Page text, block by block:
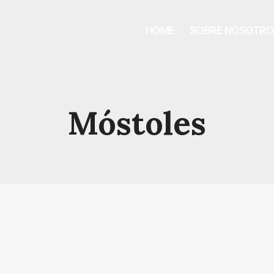
Móstoles